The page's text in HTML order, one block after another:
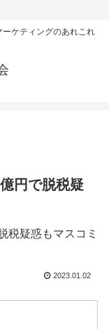
ケティングのあれこれ
円で脱税疑
2023.01.02